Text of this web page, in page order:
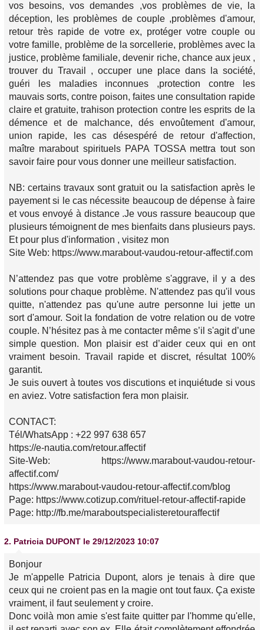
vos besoins, vos demandes ,vos problèmes de vie, la
déception, les problèmes de couple ,problèmes d'amour,
retour très rapide de votre ex, protéger votre couple ou
votre famille, problème de la sorcellerie, problèmes avec la
justice, problème familiale, devenir riche, chance aux jeux ,
trouver du Travail , occuper une place dans la société,
guéri les maladies inconnues ,protection contre les
mauvais sorts, contre poison, faites une consultation rapide
claire et gratuite, trahison protection contre les esprits de la
démence et de malchance, dés envoûtement d'amour,
union rapide, les cas désespéré de retour d'affection,
maître marabout spirituels PAPA TOSSA mettra tout son
savoir faire pour vous donner une meilleur satisfaction.
NB: certains travaux sont gratuit ou la satisfaction après le
payement si le cas nécessite beaucoup de dépense à faire
et vous envoyé à distance .Je vous rassure beaucoup que
plusieurs témoignent de mes bienfaits dans plusieurs pays.
Et pour plus d'information , visitez mon
Site Web: https://www.marabout-vaudou-retour-affectif.com
N’attendez pas que votre problème s'aggrave, il y a des
solutions pour chaque problème. N'attendez pas qu'il vous
quitte, n'attendez pas qu'une autre personne lui jette un
sort d'amour. Soit la fondation de votre relation ou de votre
couple. N’hésitez pas à me contacter même s’il s'agit d’une
simple question. Mon plaisir est d’aider ceux qui en ont
vraiment besoin. Travail rapide et discret, résultat 100%
garantit.
Je suis ouvert à toutes vos discutions et inquiétude si vous
en aviez. Votre satisfaction fera mon plaisir.
CONTACT:
Tél/WhatsApp : +22 997 638 657
https://e-nautia.com/retour.affectif
Site-Web: https://www.marabout-vaudou-retour-
affectif.com/
https://www.marabout-vaudou-retour-affectif.com/blog
Page: https://www.cotizup.com/rituel-retour-affectif-rapide
Page: http://fb.me/maraboutspecialisteretouraffectif
2. Patricia DUPONT le 29/12/2023 10:07
Bonjour
Je m'appelle Patricia Dupont, alors je tenais à dire que
ceux qui ne croient pas en la magie ont tout faux. Ça existe
vraiment, il faut seulement y croire.
Donc voilà mon amie s'est faite quitter par l'homme qu'elle,